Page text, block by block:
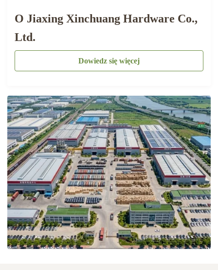
O Jiaxing Xinchuang Hardware Co.,
Ltd.
Dowiedz się więcej